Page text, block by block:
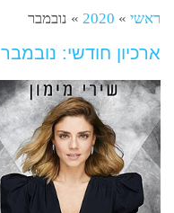
ראשי »
2020
» נובמבר
ארכיון חודשי: נובמבר 2020